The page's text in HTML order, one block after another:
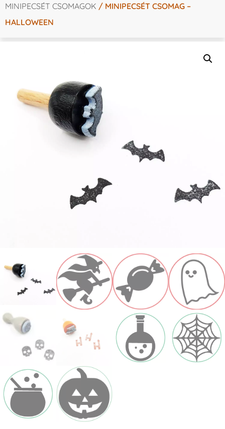
MINIPECSÉT CSOMAGOK / MINIPECSÉT CSOMAG –
HALLOWEEN